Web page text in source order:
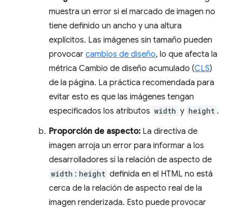
muestra un error si el marcado de imagen no
tiene definido un ancho y una altura
explícitos. Las imágenes sin tamaño pueden
provocar cambios de diseño, lo que afecta la
métrica Cambio de diseño acumulado (CLS)
de la página. La práctica recomendada para
evitar esto es que las imágenes tengan
especificados los atributos width y height .
Proporción de aspecto: La directiva de
imagen arroja un error para informar a los
desarrolladores si la relación de aspecto de
width : height definida en el HTML no está
cerca de la relación de aspecto real de la
imagen renderizada. Esto puede provocar